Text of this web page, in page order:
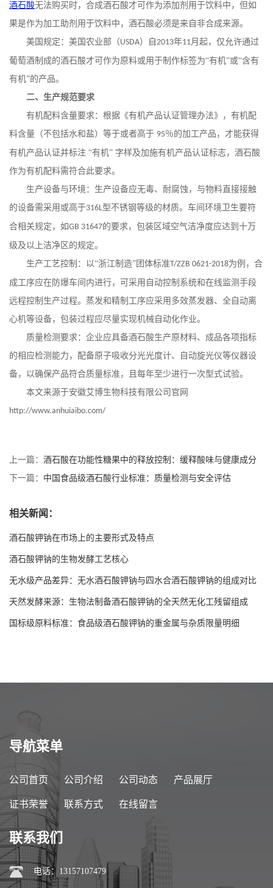
酒石酸无法购买时，合成酒石酸才可作为添加剂用于饮料中，但如
果是作为加工助剂用于饮料中，酒石酸必须是来自非合成来源。
美国规定：美国农业部（USDA）自 2013年11月起，仅允许通过
葡萄酒制成的酒石酸才可作为原料或用于制作标签为“有机”或“含有
有机”的产品。
二、 生产规范要求
有机配料含量要求：根据《有机产品认证管理办法》，有机配
料含量（不包括水和盐）等于或者高于 95％的加工产品，才能获得
有机产品认证并标注 “有机” 字样及加施有机产品认证标志，酒石酸
作为有机配料需符合此要求。
生产设备与环境：生产设备应无毒、耐腐蚀，与物料直接接触
的设备需采用或高于316L型不锈钢等级的材质。车间环境卫生要符
合相关规定，如GB 31647的要求，包装区域空气洁净度应达到十万
级及以上洁净区的规定。
生产工艺控制：以“浙江制造”团体标准T/ZZB 0621-2018为例，合
成工序应在防爆车间内进行，可采用自动控制系统和在线监测手段
远程控制生产过程。蒸发和精制工序应采用多效蒸发器、全自动离
心机等设备，包装过程应尽量实现机械自动化作业。
质量检测要求：企业应具备酒石酸生产原材料、成品各项指标
的相应检测能力，配备原子吸收分光光度计、自动旋光仪等仪器设
备，以确保产品符合质量标准，且每年至少进行一次型式试验。
本文来源于安徽艾博生物科技有限公司官网
http://www.anhuiaibo.com/
上一篇： 酒石酸在功能性糖果中的释放控制：缓释酸味与健康成分
下一篇： 中国食品级酒石酸行业标准：质量检测与安全评估
相关新闻：
酒石酸钾钠在市场上的主要形式及特点
酒石酸钾钠的生物发酵工艺核心
无水级产品差异：无水酒石酸钾钠与四水合酒石酸钾钠的组成对比
天然发酵来源：生物法制备酒石酸钾钠的全天然无化工残留组成
国标级原料标准：食品级酒石酸钾钠的重金属与杂质限量明细
导航菜单
公司首页 公司介绍 公司动态 产品展厅
证书荣誉 联系方式 在线留言
联系我们
电话：13157107479